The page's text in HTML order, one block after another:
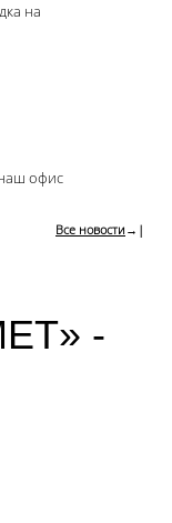
на
офис
Все новости →|
-